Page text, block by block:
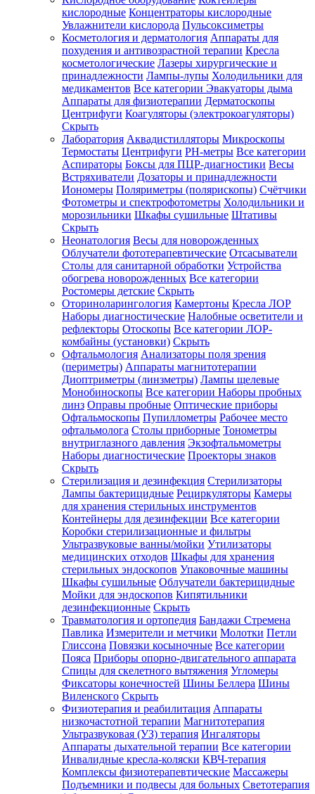
Зарегистрироваться
Зачем
регистрироваться?
Все
покупки
одном
месте
Личный
менеджер
Отслеживание
статуса
заказа
кислородные Концентраторы кислородные
Увлажнители кислорода Пульсоксиметры
Косметология и дерматология Аппараты для
похудения и антивозрастной терапии Кресла
косметологические Лазеры хирургические и
принадлежности Лампы-лупы Холодильники для
медикаментов Все категории Эвакуаторы дыма
Аппараты для физиотерапии Дерматоскопы
Центрифуги Коагуляторы (электрокоагуляторы)
Скрыть
Лаборатория Аквадистилляторы Микроскопы
Термостаты Центрифуги PH-метры Все категории
Аспираторы Боксы для ПЦР-диагностики Весы
Встряхиватели Дозаторы и принадлежности
Иономеры Поляриметры (полярископы) Счётчики
Фотометры и спектрофотометры Холодильники и
морозильники Шкафы сушильные Штативы
Скрыть
Неонатология Весы для новорожденных
Облучатели фототерапевтические Отсасыватели
Столы для санитарной обработки Устройства
обогрева новорожденных Все категории
Ростомеры детские Скрыть
Оториноларингология Камертоны Кресла ЛОР
Наборы диагностические Налобные осветители и
рефлекторы Отоскопы Все категории ЛОР-
комбайны (установки) Скрыть
Офтальмология Анализаторы поля зрения
(периметры) Аппараты магнитотерапии
Диоптриметры (линзметры) Лампы щелевые
Монобиноскопы Все категории Наборы пробных
линз Оправы пробные Оптические приборы
Офтальмоскопы Пупиллометры Рабочее место
офтальмолога Столы приборные Тонометры
внутриглазного давления Экзофтальмометры
Наборы диагностические Проекторы знаков
Скрыть
Стерилизация и дезинфекция Стерилизаторы
Лампы бактерицидные Рециркуляторы Камеры
для хранения стерильных инструментов
Контейнеры для дезинфекции Все категории
Коробки стерилизационные и фильтры
Ультразвуковые ванны/мойки Утилизаторы
медицинских отходов Шкафы для хранения
стерильных эндоскопов Упаковочные машины
Шкафы сушильные Облучатели бактерицидные
Мойки для эндоскопов Кипятильники
дезинфекционные Скрыть
Травматология и ортопедия Бандажи Стремена
Павлика Измерители и метчики Молотки Петли
Глиссона Повязки косыночные Все категории
Пояса Приборы опорно-двигательного аппарата
Спицы для скелетного вытяжения Угломеры
Фиксаторы конечностей Шины Беллера Шины
Виленского Скрыть
Физиотерапия и реабилитация Аппараты
низкочастотной терапии Магнитотерапия
Ультразвуковая (УЗ) терапия Ингаляторы
Аппараты дыхательной терапии Все категории
Инвалидные кресла-коляски КВЧ-терапия
Комплексы физиотерапевтические Массажеры
Подъемники и подвесы для больных Светотерапия